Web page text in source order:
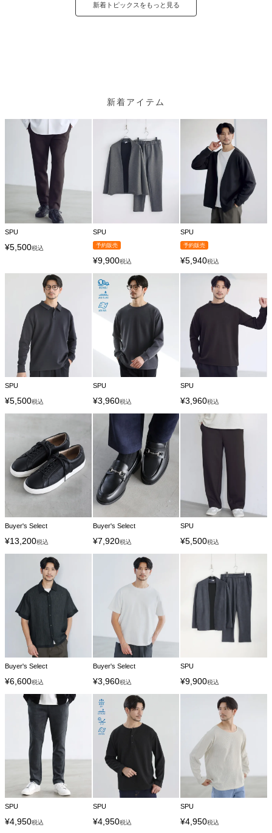
新着トピックスをもっと見る
新着アイテム
SPU
¥5,500税込
SPU
予約販売
¥9,900税込
SPU
予約販売
¥5,940税込
SPU
¥5,500税込
SPU
¥3,960税込
SPU
¥3,960税込
Buyer's Select
¥13,200税込
Buyer's Select
¥7,920税込
SPU
¥5,500税込
Buyer's Select
¥6,600税込
Buyer's Select
¥3,960税込
SPU
¥9,900税込
SPU
¥4,950税込
SPU
¥4,950税込
SPU
¥4,950税込